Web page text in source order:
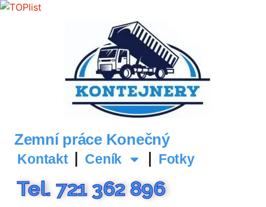
Zemní práce Konečný
Kontakt Ceník Fotky
Tel. 721 362 896